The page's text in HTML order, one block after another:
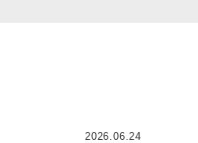
2026.06.24